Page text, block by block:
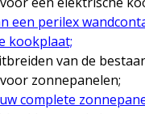
een perilex
kookplaat;
van de
zonnepanelen;
complete